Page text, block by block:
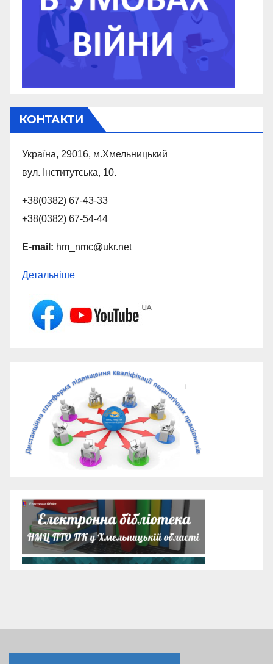
КОНТАКТИ
Україна, 29016, м.Хмельницький
вул. Інститутська, 10.
+38(0382) 67-43-33
+38(0382) 67-54-44
E-mail: hm_nmc@ukr.net
Детальніше